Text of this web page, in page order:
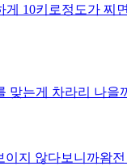
10키로정도가 찌
는게 차라리 나을
지 않다보니까왐